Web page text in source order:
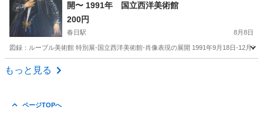
開〜 1991年 国立西洋美術館
200円
春日駅 8月8日
図録：ルーブル美術館 特別展-国立西洋美術館-肖像表現の展開 1991年9月18日-12月1
東京 文京区
もっと見る
ページTOPへ